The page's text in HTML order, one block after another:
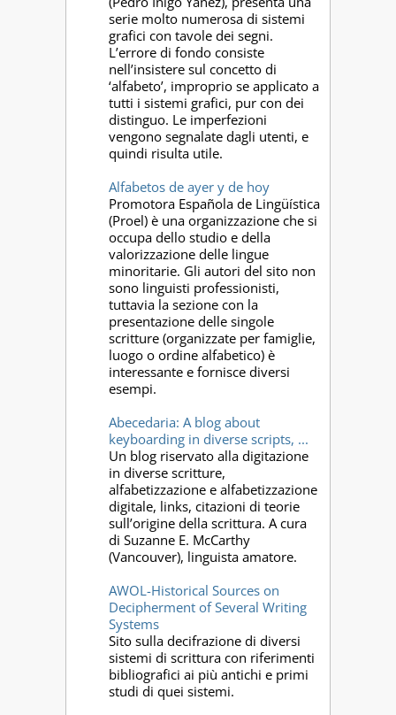
serie molto numerosa di sistemi
grafici con tavole dei segni.
L’errore di fondo consiste
nell’insistere sul concetto di
‘alfabeto’, improprio se applicato a
tutti i sistemi grafici, pur con dei
distinguo. Le imperfezioni
vengono segnalate dagli utenti, e
quindi risulta utile.
Alfabetos de ayer y de hoy
Promotora Española de Lingüística
(Proel) è una organizzazione che si
occupa dello studio e della
valorizzazione delle lingue
minoritarie. Gli autori del sito non
sono linguisti professionisti,
tuttavia la sezione con la
presentazione delle singole
scritture (organizzate per famiglie,
luogo o ordine alfabetico) è
interessante e fornisce diversi
esempi.
Abecedaria: A blog about
keyboarding in diverse scripts, ...
Un blog riservato alla digitazione
in diverse scritture,
alfabetizzazione e alfabetizzazione
digitale, links, citazioni di teorie
sull’origine della scrittura. A cura
di Suzanne E. McCarthy
(Vancouver), linguista amatore.
AWOL-Historical Sources on
Decipherment of Several Writing
Systems
Sito sulla decifrazione di diversi
sistemi di scrittura con riferimenti
bibliografici ai più antichi e primi
studi di quei sistemi.